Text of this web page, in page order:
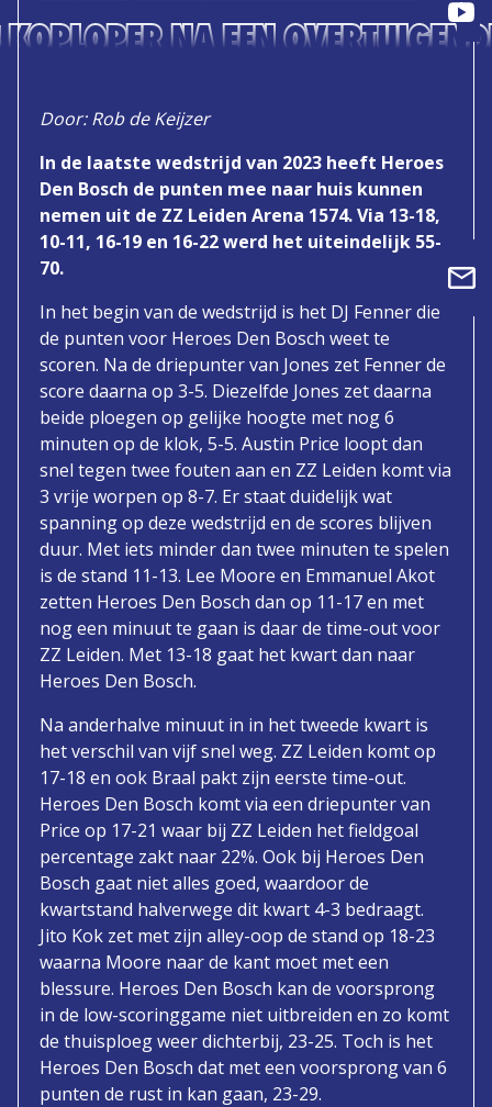
NA EEN
Door: Rob de Keijzer
In de laatste wedstrijd van 2023 heeft Heroes
Den Bosch de punten mee naar huis kunnen
nemen uit de ZZ Leiden Arena 1574. Via 13-18,
10-11, 16-19 en 16-22 werd het uiteindelijk 55-
70.
In het begin van de wedstrijd is het DJ Fenner die
de punten voor Heroes Den Bosch weet te
scoren. Na de driepunter van Jones zet Fenner de
score daarna op 3-5. Diezelfde Jones zet daarna
beide ploegen op gelijke hoogte met nog 6
minuten op de klok, 5-5. Austin Price loopt dan
snel tegen twee fouten aan en ZZ Leiden komt via
3 vrije worpen op 8-7. Er staat duidelijk wat
spanning op deze wedstrijd en de scores blijven
duur. Met iets minder dan twee minuten te spelen
is de stand 11-13. Lee Moore en Emmanuel Akot
zetten Heroes Den Bosch dan op 11-17 en met
nog een minuut te gaan is daar de time-out voor
ZZ Leiden. Met 13-18 gaat het kwart dan naar
Heroes Den Bosch.
Na anderhalve minuut in in het tweede kwart is
het verschil van vijf snel weg. ZZ Leiden komt op
17-18 en ook Braal pakt zijn eerste time-out.
Heroes Den Bosch komt via een driepunter van
Price op 17-21 waar bij ZZ Leiden het fieldgoal
percentage zakt naar 22%. Ook bij Heroes Den
Bosch gaat niet alles goed, waardoor de
kwartstand halverwege dit kwart 4-3 bedraagt.
Jito Kok zet met zijn alley-oop de stand op 18-23
waarna Moore naar de kant moet met een
blessure. Heroes Den Bosch kan de voorsprong
in de low-scoringgame niet uitbreiden en zo komt
de thuisploeg weer dichterbij, 23-25. Toch is het
Heroes Den Bosch dat met een voorsprong van 6
punten de rust in kan gaan, 23-29.